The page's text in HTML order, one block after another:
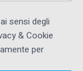
​sensi degli
& Cookie
per